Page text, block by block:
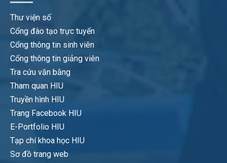
Thư viện số
Cổng đào tạo trực tuyến
Cổng thông tin sinh viên
Cổng thông tin giảng viên
Tra cứu văn bằng
Tham quan HIU
Truyền hình HIU
Trang Facebook HIU
E-Portfolio HIU
Tạp chí khoa học HIU
Sơ đồ trang web